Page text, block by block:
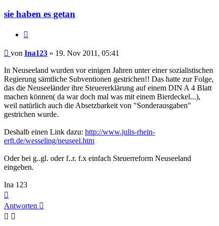
sie haben es getan
Beitrag
von Ina123 » 19. Nov 2011, 05:41
In Neuseeland wurden vor einigen Jahren unter einer sozialistischen
Regierung sämtliche Subventionen gestrichen!! Das hatte zur Folge,
das die Neuseeländer ihre Steuererklärung auf einem DIN A 4 Blatt
machen können( da war doch mal was mit einem Bierdeckel...),
weil natürlich auch die Absetzbarkeit von "Sonderausgaben"
gestrichen wurde.
Deshalb einen Link dazu: http://www.julis-rhein-
erft.de/wesseling/neuseel.htm
Oder bei g..gl. oder f..r. f.x einfach Steuerreform Neuseeland
eingeben.
Ina 123
oben
Antworten